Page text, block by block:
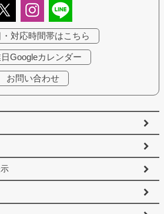
対応時間帯はこちら
Googleカレンダー
お問い合わせ